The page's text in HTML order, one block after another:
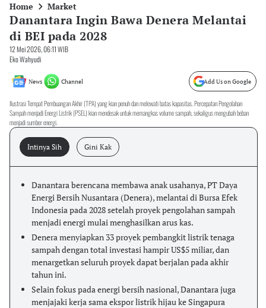
Home Market
Danantara Ingin Bawa Denera Melantai
di BEI pada 2028
12 Mei 2026, 06:11 WIB
Eko Wahyudi
News Channel Add Us on Google
Ilustrasi Tempat Pembuangan Akhir (TPA) yang kian penuh dan melewati batas kapasitas. Percepatan Pengolahan
Sampah menjadi Energi Listrik (PSEL) kian mendesak untuk memangkas volume sampah, sekaligus mengubah beban
menjadi sumber energi.
Intinya Sih Gini Kak
Danantara berencana membawa anak usahanya, PT Daya
Energi Bersih Nusantara (Denera), melantai di Bursa Efek
Indonesia pada 2028 setelah proyek pengolahan sampah
menjadi energi mulai menghasilkan arus kas.
Denera menyiapkan 33 proyek pembangkit listrik tenaga
sampah dengan total investasi hampir US$5 miliar, dan
menargetkan seluruh proyek dapat berjalan pada akhir
tahun ini.
Selain fokus pada energi bersih nasional, Danantara juga
menjajaki kerja sama ekspor listrik hijau ke Singapura